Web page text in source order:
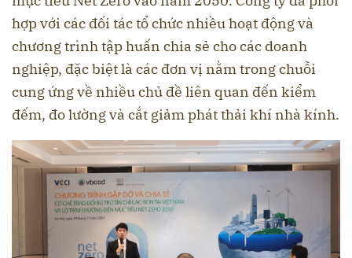
hợp với các đối tác tổ chức nhiều hoạt động và
chương trình tập huấn chia sẻ cho các doanh
nghiệp, đặc biệt là các đơn vị nằm trong chuỗi
cung ứng về nhiều chủ đề liên quan đến kiểm
đếm, đo lường và cắt giảm phát thải khí nhà kính.